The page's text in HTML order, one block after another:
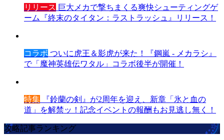
リリース 巨大メカで撃ちまくる爽快シューティングゲ
ーム『終末のタイタン：ラストラッシュ』リリース！
コラボ ついに虎王＆影虎が来た！『鋼嵐 - メカラシ』
で「魔神英雄伝ワタル」コラボ後半が開催！
特集 『鈴蘭の剣』が2周年を迎え、新章「氷と血の
道」を解禁ッ！記念イベントの報酬もお見逃し無く！
攻略記事ランキング